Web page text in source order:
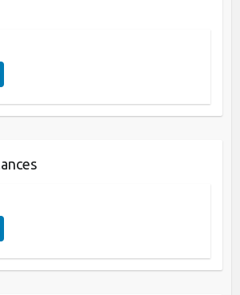
n
k
dI
n
k